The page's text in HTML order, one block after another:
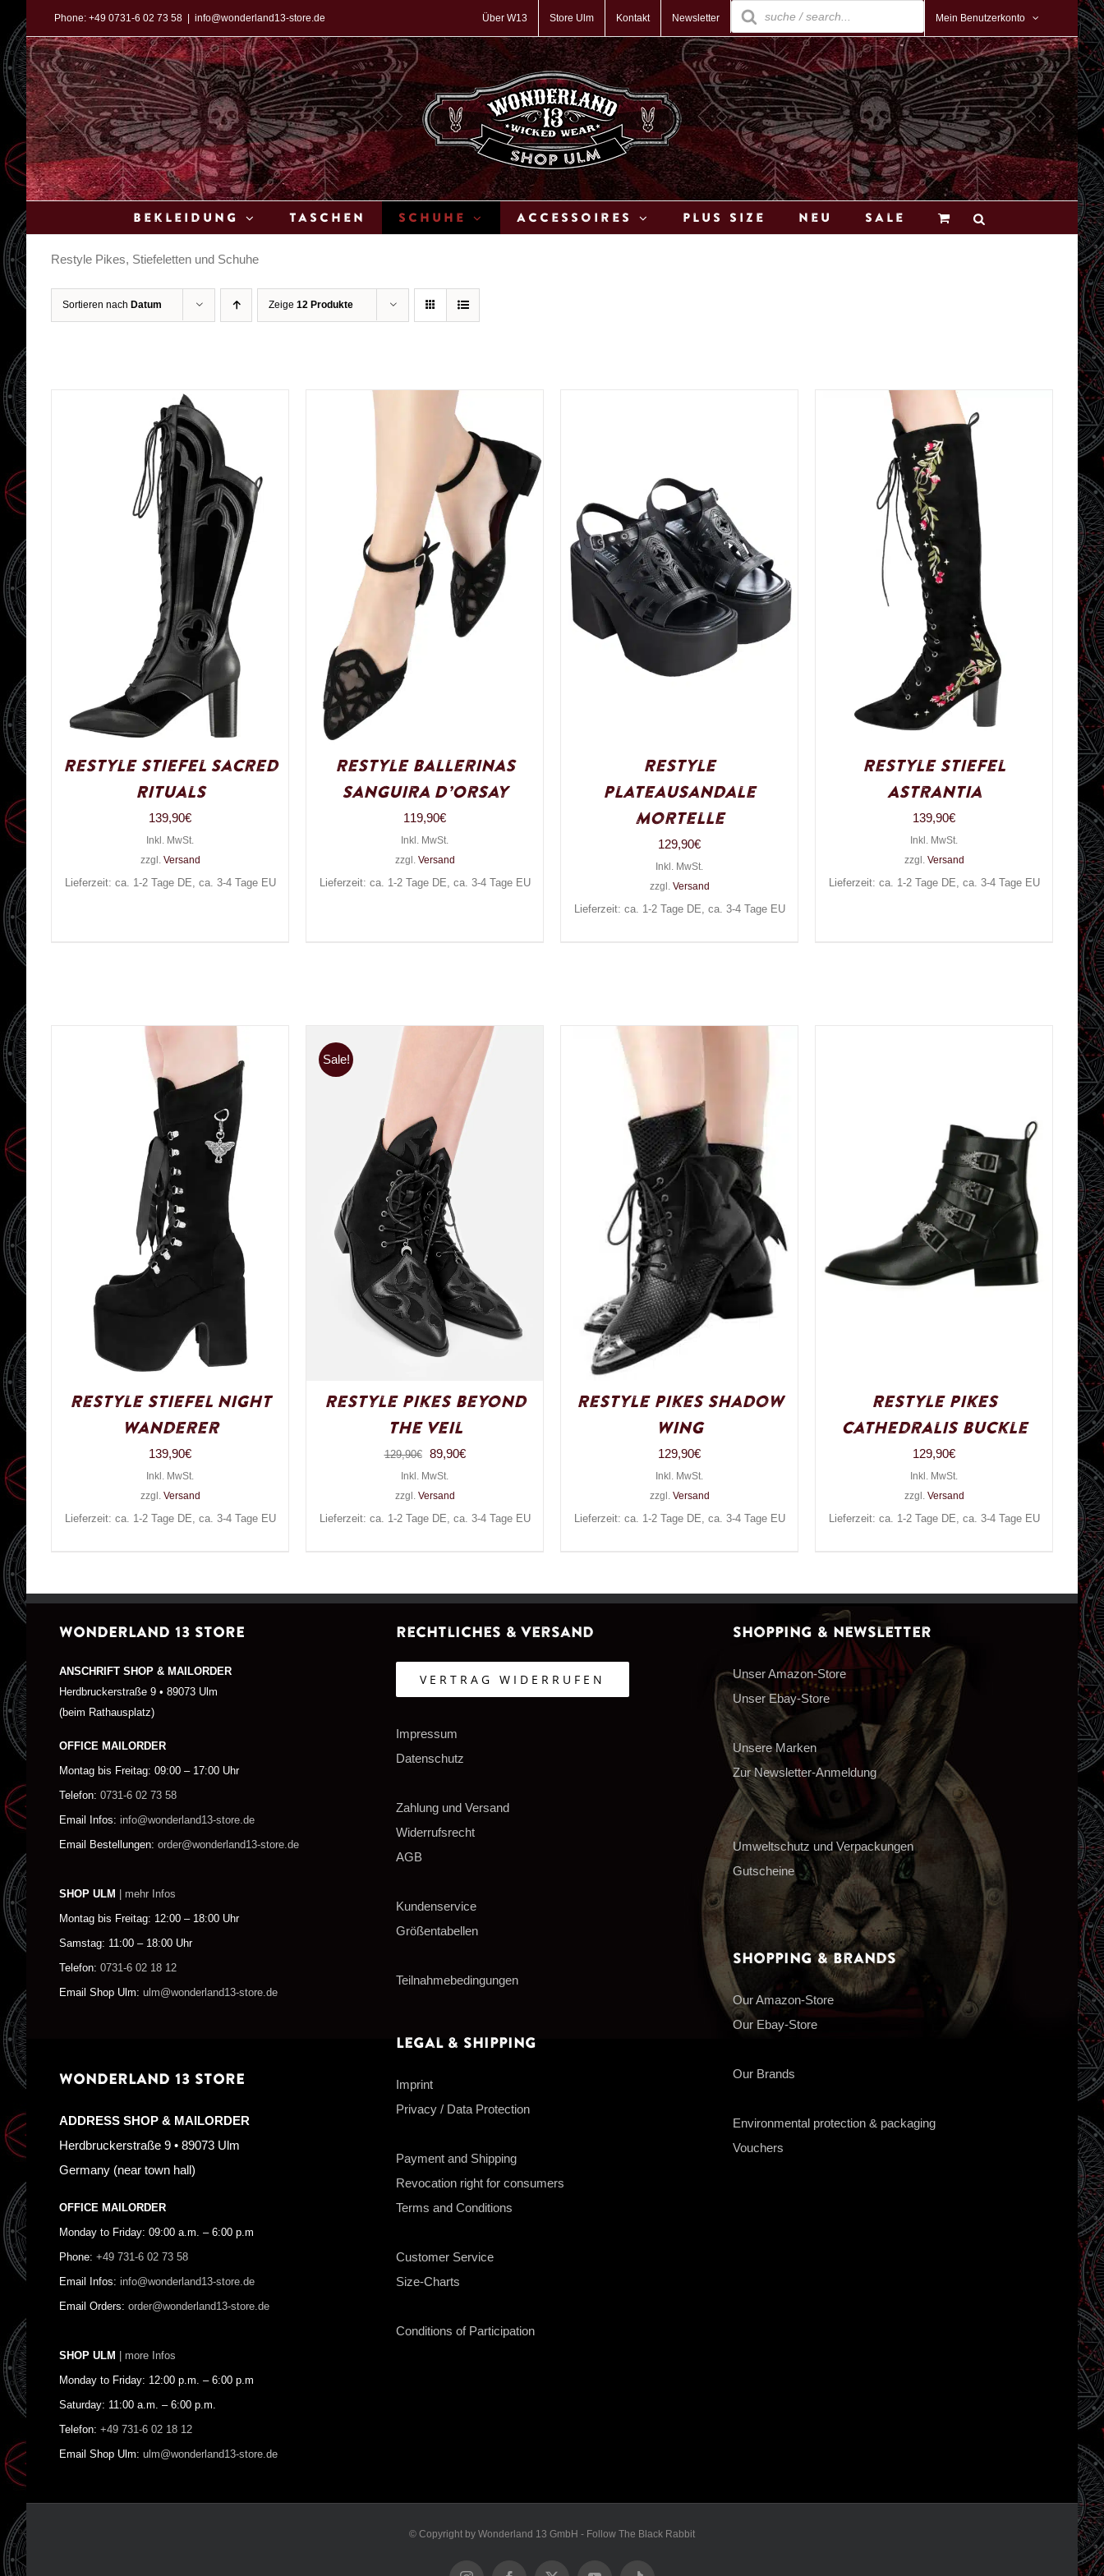
Inhalt
springen
Phone: +49 0731-6 02 73 58 info@wonderland13-store.de Über W13 Store Ulm Kontakt Newsletter
Products
search
Mein Benutzerkonto
Bekleidung Taschen Schuhe Accessoires Plus Size Neu Sale
Restyle Pikes, Stiefeletten und Schuhe
Sortieren nach Datum Zeige 12 Produkte
Restyle Stiefel Sacred
Rituals
139,90€
Inkl. MwSt.
zzgl. Versand
Lieferzeit: ca. 1-2 Tage DE, ca. 3-4 Tage EU
Restyle Ballerinas
Sanguira D’Orsay
119,90€
Inkl. MwSt.
zzgl. Versand
Lieferzeit: ca. 1-2 Tage DE, ca. 3-4 Tage EU
Restyle
Plateausandale
Mortelle
129,90€
Inkl. MwSt.
zzgl. Versand
Lieferzeit: ca. 1-2 Tage DE, ca. 3-4 Tage EU
Restyle Stiefel
Astrantia
139,90€
Inkl. MwSt.
zzgl. Versand
Lieferzeit: ca. 1-2 Tage DE, ca. 3-4 Tage EU
Restyle Stiefel Night
Wanderer
139,90€
Inkl. MwSt.
zzgl. Versand
Lieferzeit: ca. 1-2 Tage DE, ca. 3-4 Tage EU
Sale!
Restyle Pikes Beyond
the Veil
129,90€
Ursprünglicher
Preis
war:
129,90€
89,90€Aktueller
89,90€.
Inkl. MwSt.
zzgl. Versand
Lieferzeit: ca. 1-2 Tage DE, ca. 3-4 Tage EU
Restyle Pikes Shadow
Wing
129,90€
Inkl. MwSt.
zzgl. Versand
Lieferzeit: ca. 1-2 Tage DE, ca. 3-4 Tage EU
Restyle Pikes
Cathedralis Buckle
129,90€
Inkl. MwSt.
zzgl. Versand
Lieferzeit: ca. 1-2 Tage DE, ca. 3-4 Tage EU
WONDERLAND 13 STORE
ANSCHRIFT SHOP & MAILORDER
Herdbruckerstraße 9 • 89073 Ulm
(beim Rathausplatz)
OFFICE MAILORDER
Montag bis Freitag: 09:00 – 17:00 Uhr
Telefon: 0731-6 02 73 58
Email Infos: info@wonderland13-store.de
Email Bestellungen: order@wonderland13-store.de
SHOP ULM | mehr Infos
Montag bis Freitag: 12:00 – 18:00 Uhr
Samstag: 11:00 – 18:00 Uhr
Telefon: 0731-6 02 18 12
Email Shop Ulm: ulm@wonderland13-store.de
WONDERLAND 13 STORE
ADDRESS SHOP & MAILORDER
Herdbruckerstraße 9 • 89073 Ulm
Germany (near town hall)
OFFICE MAILORDER
Monday to Friday: 09:00 a.m. – 6:00 p.m
Phone: +49 731-6 02 73 58
Email Infos: info@wonderland13-store.de
Email Orders: order@wonderland13-store.de
SHOP ULM | more Infos
Monday to Friday: 12:00 p.m. – 6:00 p.m
Saturday: 11:00 a.m. – 6:00 p.m.
Telefon: +49 731-6 02 18 12
Email Shop Ulm: ulm@wonderland13-store.de
Rechtliches & Versand
VERTRAG WIDERRUFEN
Impressum
Datenschutz
Zahlung und Versand
Widerrufsrecht
AGB
Kundenservice
Größentabellen
Teilnahmebedingungen
Legal & Shipping
Imprint
Privacy / Data Protection
Payment and Shipping
Revocation right for consumers
Terms and Conditions
Customer Service
Size-Charts
Conditions of Participation
Shopping & Newsletter
Unser Amazon-Store
Unser Ebay-Store
Unsere Marken
Zur Newsletter-Anmeldung
Umweltschutz und Verpackungen
Gutscheine
Shopping & Brands
Our Amazon-Store
Our Ebay-Store
Our Brands
Environmental protection & packaging
Vouchers
© Copyright by Wonderland 13 GmbH - Follow The Black Rabbit